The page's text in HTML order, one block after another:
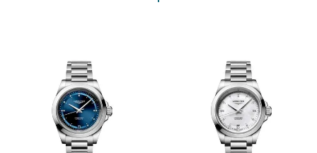
ESCRIBE UN COMENTARIO